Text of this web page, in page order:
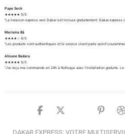
Pape Seck
★★★★★ 5/5
"La livraison express vers Dakar est incluse gratuitement. Dakar.express
Mariama Bâ
★★★★☆ 4/5
"Les produits sont authentiques et le service client parle wolof
Alioune Badara
★★★★★ 5/5
"J'ai reçu ma commande en 24h à Rufisque avec l'installation gratuite.
facebook
twitter
google
DAKAR EXPRESS: VOTRE